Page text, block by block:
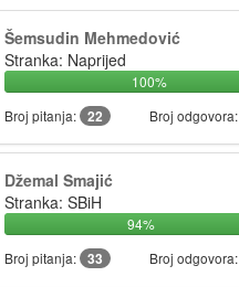
Šemsudin Mehmedović
Stranka: Naprijed
100%
Broj pitanja: 22 Broj odgovora:
Džemal Smajić
Stranka: SBiH
94%
Broj pitanja: 33 Broj odgovora: